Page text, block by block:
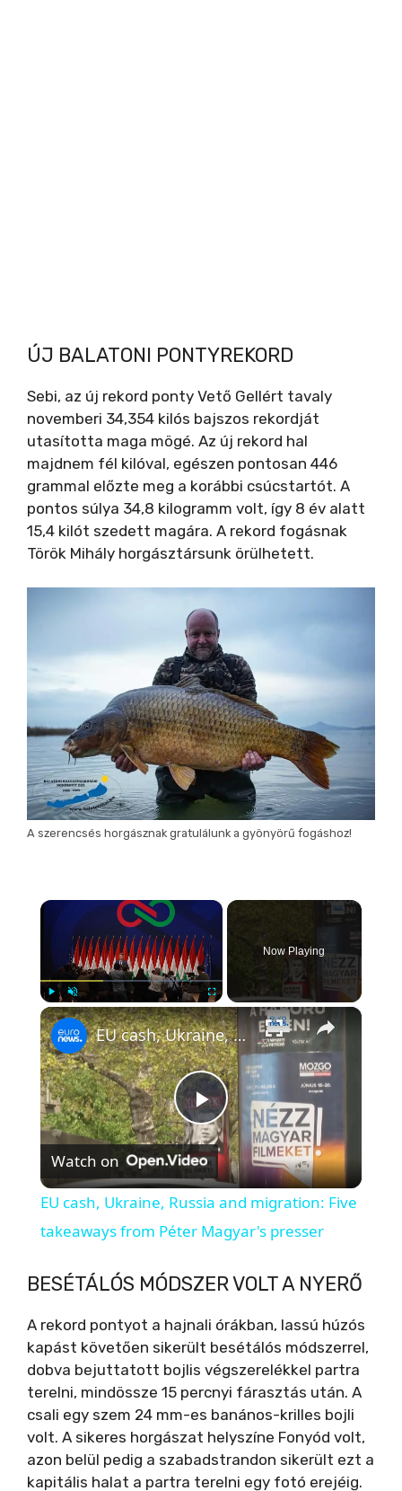
ÚJ BALATONI PONTYREKORD
Sebi, az új rekord ponty Vető Gellért tavaly
novemberi 34,354 kilós bajszos rekordját
utasította maga mögé. Az új rekord hal
majdnem fél kilóval, egészen pontosan 446
grammal előzte meg a korábbi csúcstartót. A
pontos súlya 34,8 kilogramm volt, így 8 év alatt
15,4 kilót szedett magára. A rekord fogásnak
Török Mihály horgásztársunk örülhetett.
A szerencsés horgásznak gratulálunk a gyönyörű fogáshoz!
×
Play Unmute Fullscreen
Now Playing
×
P
l
a
y
V
i
d
EU cash, Ukraine, Russia and migration: Five takeaways from Péter Magyar's presser
Watch on
EU cash, Ukraine, Russia and migration: Five
takeaways from Péter Magyar's presser
BESÉTÁLÓS MÓDSZER VOLT A NYERŐ
A rekord pontyot a hajnali órákban, lassú húzós
kapást követően sikerült besétálós módszerrel,
dobva bejuttatott bojlis végszerelékkel partra
terelni, mindössze 15 percnyi fárasztás után. A
csali egy szem 24 mm-es banános-krilles bojli
volt. A sikeres horgászat helyszíne Fonyód volt,
azon belül pedig a szabadstrandon sikerült ezt a
kapitális halat a partra terelni egy fotó erejéig.